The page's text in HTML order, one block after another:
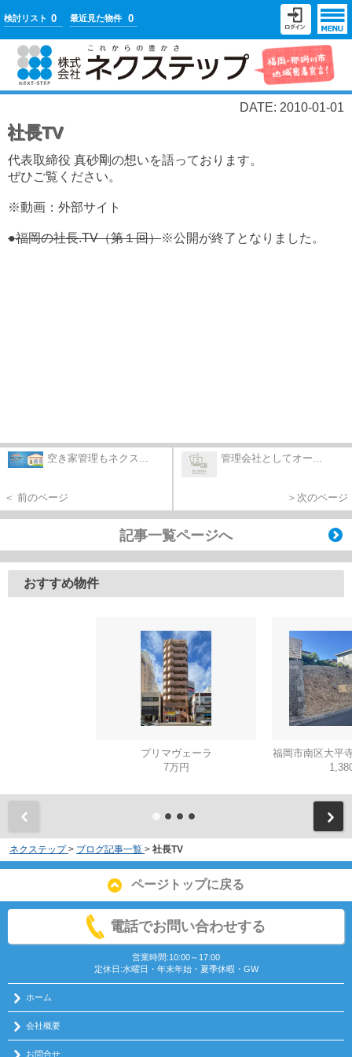
検討リスト 0 最近見た物件 0
DATE: 2010-01-01
社長TV
代表取締役 真砂剛の想いを語っております。
ぜひご覧ください。
※動画：外部サイト
●福岡の社長.TV（第１回）※公開が終了となりました。
空き家管理もネクス...
＜ 前のページ
管理会社としてオー...
＞次のページ
記事一覧ページへ
おすすめ物件
プリマヴェーラ
7万円
福岡市南区大平
ネクステップ > ブログ記事一覧 > 社長TV
ページトップに戻る
電話でお問い合わせする
営業時間:10:00～17:00
定休日:水曜日・年末年始・夏季休暇・GW
ホーム
会社概要
お問合せ